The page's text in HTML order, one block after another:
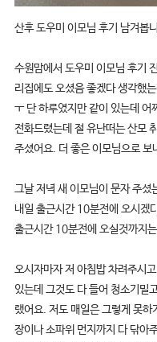
산후 도우미 이모님 후기 남겨봅
수원맘에서 도우미 이모님 후기
리집에도 오셨음 좋겠다 생각했
ㅜ 단 하루였지만 같이 있는데
전화드렸는데 절 유난떠는 산모
주셨어요. 더 좋은 이모님으로 보
그날 저녁 새 이모님이 문자 주셨
내일 출근시간 10분전에 오시겠
출근시간 10분전에 오실것까지
오시자마자 저 아침밥 차려주시
있는데 그것도 다 들어 청소기밀
랬어요. 저도 매일은 그렇게 못
장이나 소파위 먼지까지 다 닦아